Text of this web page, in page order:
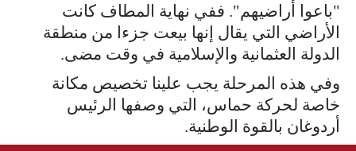
"باعوا أراضيهم". ففي نهاية المطاف كانت
الأراضي التي يقال إنها بيعت جزءا من منطقة
الدولة العثمانية والإسلامية في وقت مضى.
وفي هذه المرحلة يجب علينا تخصيص مكانة
خاصة لحركة حماس، التي وصفها الرئيس
أردوغان بالقوة الوطنية.